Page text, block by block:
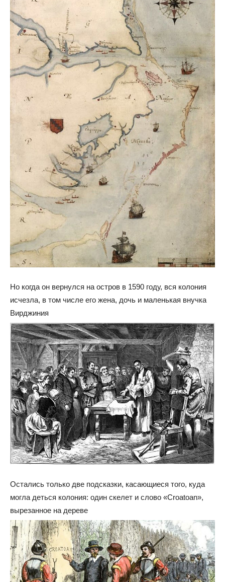
Но когда он вернулся на остров в 1590 году, вся колония
исчезла, в том числе его жена, дочь и маленькая внучка
Вирджиния
Остались только две подсказки, касающиеся того, куда
могла деться колония: один скелет и слово «Croatoan»,
вырезанное на дереве